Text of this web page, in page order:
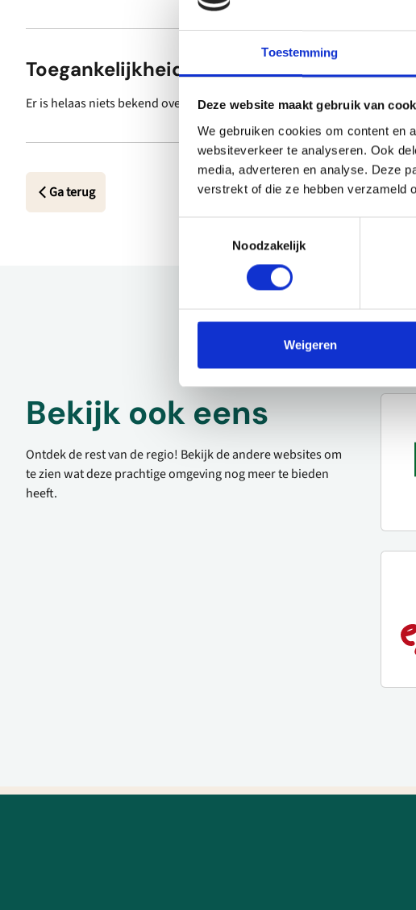
Toestemming
Deze website maakt gebruik van
We gebruiken cookies om content en
websiteverkeer te analyseren. Ook
media, adverteren en analyse. Deze
verstrekt of die ze hebben verzameld
Noodzakelijk
Weigeren
Toegankelijkheid
Er is helaas niets bekend over de toegankelijkheid.
Ga terug
Bekijk ook eens
Ontdek de rest van de regio! Bekijk de andere websites om
te zien wat deze prachtige omgeving nog meer te bieden
heeft.